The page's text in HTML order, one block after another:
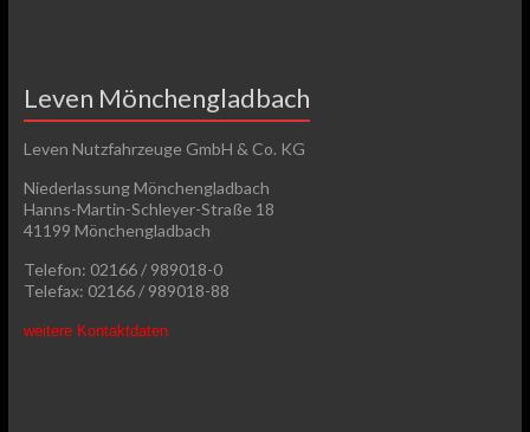
Leven Mönchengladbach
Leven Nutzfahrzeuge GmbH & Co. KG
Niederlassung Mönchengladbach
Hanns-Martin-Schleyer-Straße 18
41199 Mönchengladbach
Telefon: 02166 / 989018-0
Telefax: 02166 / 989018-88
weitere Kontaktdaten